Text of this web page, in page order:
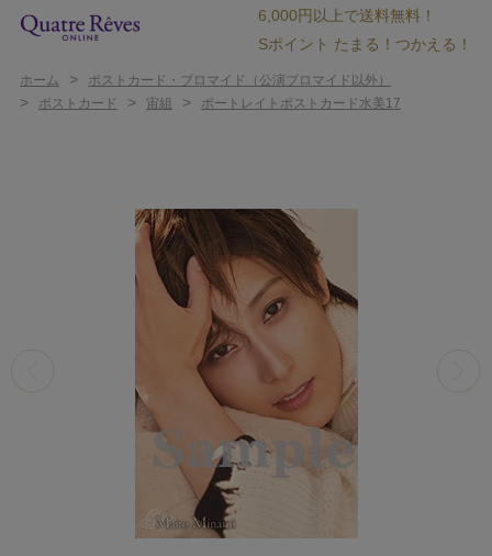
6,000円以上で送料無料！
Sポイント たまる！つかえる！
ホーム > ポストカード・ブロマイド（公演ブロマイド以外）
> ポストカード > 宙組 > ポートレイトポストカード水美17